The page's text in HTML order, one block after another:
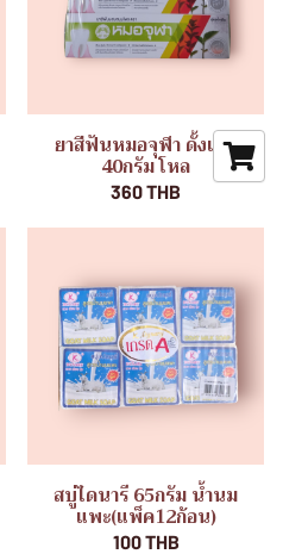
ยาสีฟันหมอจุฬา ดั้งเดิม
40กรัม โหล
360 THB
สบู่ไดนารี 65กรัม น้ำนม
แพะ(แพ็ค12ก้อน)
100 THB